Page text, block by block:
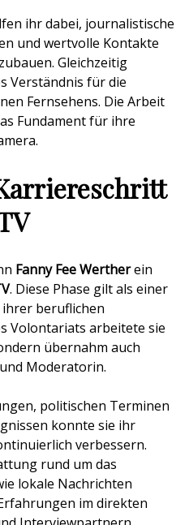
ihr dabei, journalistische
und wertvolle Kontakte
Gleichzeitig
Verständnis für die
Fernsehens. Die Arbeit
Fundament für ihre
Fanny Fee Wertherein
. Diese Phase gilt als einer
beruflichen
Volontariats arbeitete sie
übernahm auch
Moderatorin.
politischen Terminen
konnte sie ihr
verbessern.
rund um das
lokale Nachrichten
im direkten